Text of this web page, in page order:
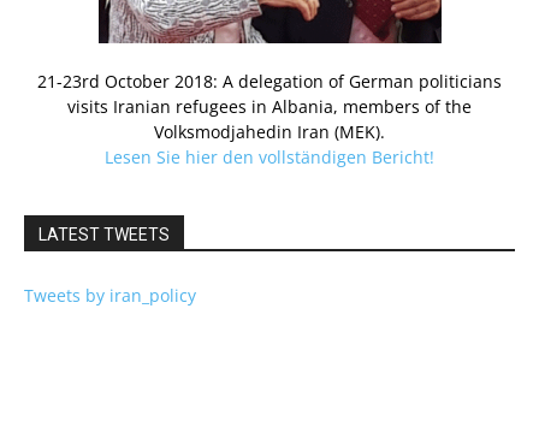
21-23rd October 2018: A delegation of German politicians
visits Iranian refugees in Albania, members of the
Volksmodjahedin Iran (MEK).
Lesen Sie hier den vollständigen Bericht!
LATEST TWEETS
Tweets by iran_policy